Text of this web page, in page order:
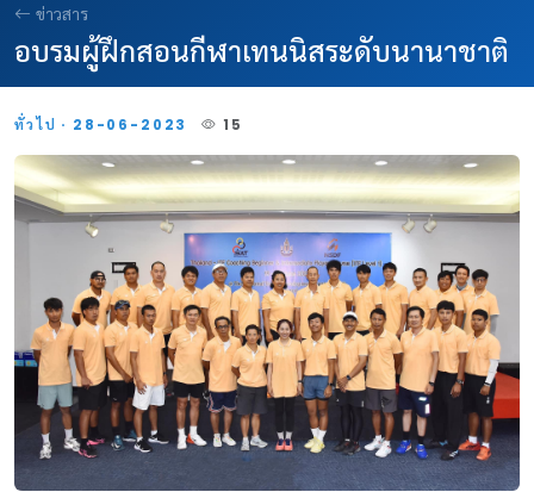
ข่าวสาร
อบรมผู้ฝึกสอนกีฬาเทนนิสระดับนานาชาติ
ทั่วไป · 28-06-2023 15